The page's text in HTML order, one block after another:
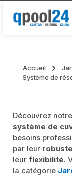
Passer au
Accueil
Système de
Découvrez
système de
besoins
par leur
leurflexibilité.
la catégorie